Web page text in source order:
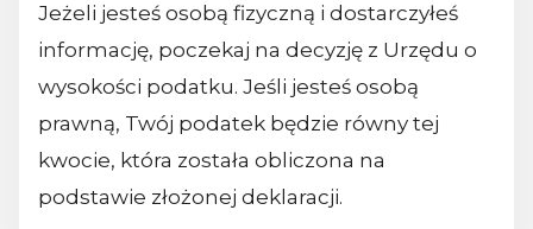
Jeżeli jesteś osobą fizyczną i dostarczyłeś
informację, poczekaj na decyzję z Urzędu o
wysokości podatku. Jeśli jesteś osobą
prawną, Twój podatek będzie równy tej
kwocie, która została obliczona na
podstawie złożonej deklaracji.